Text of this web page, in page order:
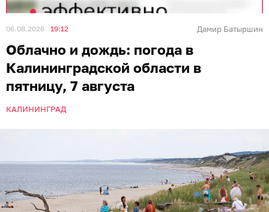
06.08.2026 19:12 Дамир Батыршин
Облачно и дождь: погода в
Калининградской области в
пятницу, 7 августа
КАЛИНИНГРАД